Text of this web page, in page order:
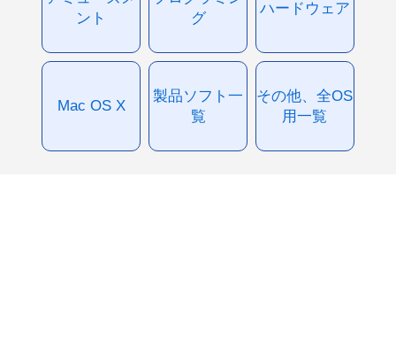
ント
グ
ハードウェア
Mac OS X
製品ソフト一
覧
その他、全OS
用一覧